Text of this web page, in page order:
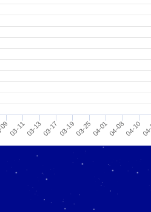
03-1103-1303-17 03-1903-2504-0104-0804-10